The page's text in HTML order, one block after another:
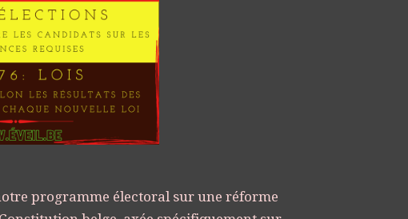
programme électoral sur une réforme